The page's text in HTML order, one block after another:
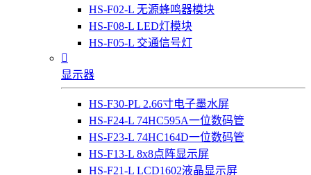
HS-F02-L 无源蜂鸣器模块
HS-F08-L LED灯模块
HS-F05-L 交通信号灯

显示器
HS-F30-PL 2.66寸电子墨水屏
HS-F24-L 74HC595A一位数码管
HS-F23-L 74HC164D一位数码管
HS-F13-L 8x8点阵显示屏
HS-F21-L LCD1602液晶显示屏